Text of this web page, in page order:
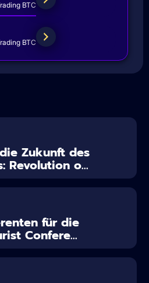
BTC
BTC
Zukunft des
Revolution o...
für die
Confere...